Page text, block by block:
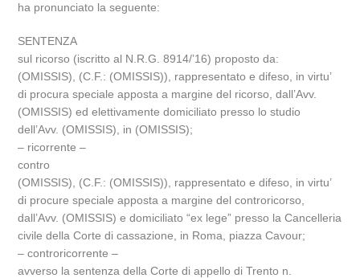
ha pronunciato la seguente:
SENTENZA
sul ricorso (iscritto al N.R.G. 8914/’16) proposto da:
(OMISSIS), (C.F.: (OMISSIS)), rappresentato e difeso, in virtu’
di procura speciale apposta a margine del ricorso, dall’Avv.
(OMISSIS) ed elettivamente domiciliato presso lo studio
dell’Avv. (OMISSIS), in (OMISSIS);
– ricorrente –
contro
(OMISSIS), (C.F.: (OMISSIS)), rappresentato e difeso, in virtu’
di procure speciale apposta a margine del controricorso,
dall’Avv. (OMISSIS) e domiciliato “ex lege” presso la Cancelleria
civile della Corte di cassazione, in Roma, piazza Cavour;
– controricorrente –
avverso la sentenza della Corte di appello di Trento n.